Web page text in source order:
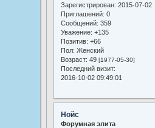
Зарегистрирован: 2015-07-02
Приглашений: 0
Сообщений: 359
Уважение: +135
Позитив: +66
Пол: Женский
Возраст: 49 [1977-05-30]
Последний визит:
2016-10-02 09:49:01
Нойс
Форумная элита